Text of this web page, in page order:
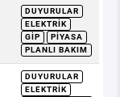
DUYURULAR
ELEKTRIK
GİP
PIYASA
PLANLI BAKIM
DUYURULAR
ELEKTRIK